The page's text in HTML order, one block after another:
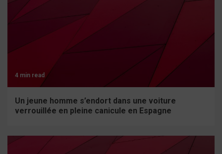
4 min read
Un jeune homme s’endort dans une voiture
verrouillée en pleine canicule en Espagne